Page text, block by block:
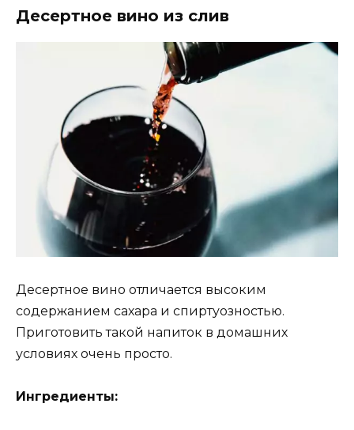
Десертное вино из слив
Десертное вино отличается высоким
содержанием сахара и спиртуозностью.
Приготовить такой напиток в домашних
условиях очень просто.
Ингредиенты: